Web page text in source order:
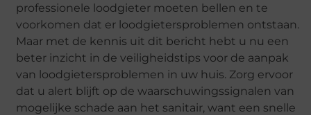
professionele loodgieter moeten bellen en te
voorkomen dat er loodgietersproblemen ontstaan.
Maar met de kennis uit dit bericht hebt u nu een
beter inzicht in de veiligheidstips voor de aanpak
van loodgietersproblemen in uw huis. Zorg ervoor
dat u alert blijft op de waarschuwingssignalen van
mogelijke schade aan het sanitair, want een snelle